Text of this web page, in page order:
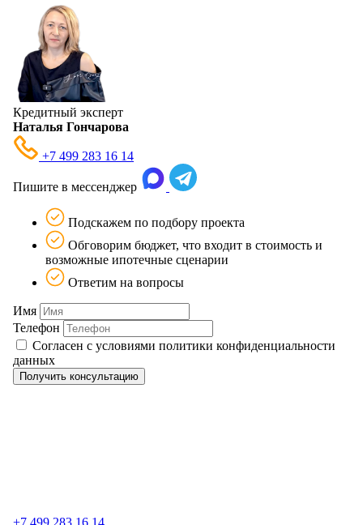
Кредитный эксперт
Наталья Гончарова
+7 499 283 16 14
Пишите в мессенджер
Подскажем по подбору проекта
Обговорим бюджет, что входит в стоимость и
возможные ипотечные сценарии
Ответим на вопросы
Имя
Телефон
Согласен с условиями политики конфиденциальности
данных
Получить консультацию
+7 499 283 16 14